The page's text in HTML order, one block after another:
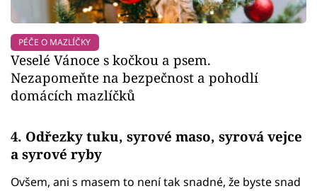
PÉČE O MAZLÍČKY
Veselé Vánoce s kočkou a psem.
Nezapomeňte na bezpečnost a pohodlí
domácích mazlíčků
4. Odřezky tuku, syrové maso, syrová vejce
a syrové ryby
Ovšem, ani s masem to není tak snadné, že byste snad